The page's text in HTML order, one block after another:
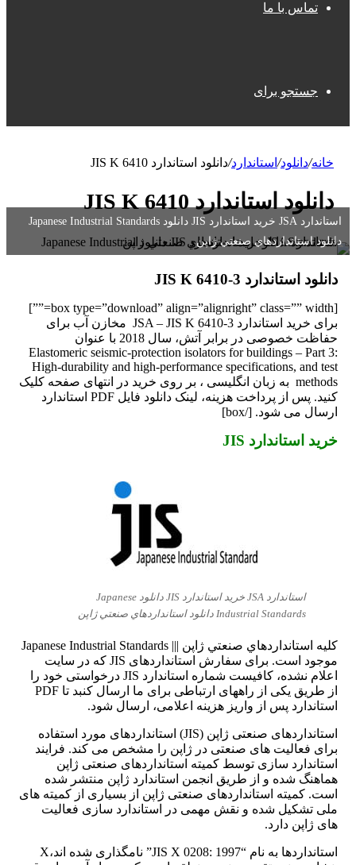
تماس با ما
جستجو برای
خانه/دانلود/ استاندارد/دانلود استاندارد JIS K 6410
دانلود استاندارد JIS K 6410
استاندارد JSA خرید استاندارد JIS دانلود Japanese Industrial Standards
دانلود استانداردهاي صنعتي ژاپن
دانلود استاندارد JIS K 6410-3
[box type=”download” align=”alignright” class=”” width=””]
برای خرید استاندارد JSA – JIS K 6410-3 مخازن آب برای
حفاظت خصوصی در برابر آتش، سال 2018 با عنوان
Elastomeric seismic-protection isolators for buildings – Part 3:
High-durability and high-performance specifications, and test
methods به زبان انگلیسی ، بر روی خرید در انتهای صفحه کلیک
کنید. پس از پرداخت هزینه، لینک دانلود فایل PDF استاندارد
ارسال می شود. [/box]
خرید استاندارد JIS
استاندارد JSA خرید استاندارد JIS دانلود Japanese
Industrial Standards دانلود استانداردهاي صنعتي ژاپن
کلیه استانداردهاي صنعتي ژاپن |||
Japanese Industrial Standards
موجود است. برای سفارش استانداردهای JIS که در سایت
اعلام نشده، کافیست شماره استاندارد JIS درخواستی خود را
از طریق یکی از راههای ارتباطی برای ما ارسال کنبد تا PDF
استاندارد پس از واریز هزینه اعلامی، ارسال شود.
استانداردهای صنعتی ژاپن (JIS) استانداردهای مورد استفاده
برای فعالیت های صنعتی در ژاپن را مشخص می کند. فرایند
استاندارد سازی توسط کمیته استانداردهای صنعتی ژاپن
هماهنگ شده و از طریق انجمن استاندارد ژاپن منتشر شده
است. کمیته استانداردهای صنعتی ژاپن از بسیاری از کمیته های
ملی تشکیل شده و نقش مهمی در استاندارد سازی فعالیت
های ژاپن دارد.
استانداردها به نام “JIS X 0208: 1997” نامگذاری شده اند،X